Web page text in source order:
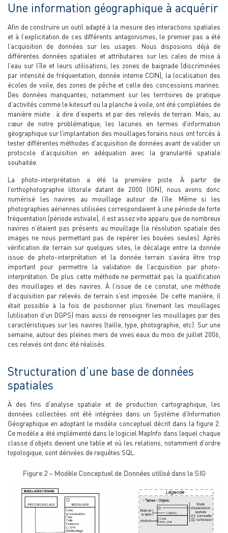
Une information géographique à acquérir
Afin de construire un outil adapté à la mesure des interactions spatiales
et à l’explicitation de ces différents antagonismes, le premier pas a été
l’acquisition de données sur les usages. Nous disposions déjà de
différentes données spatiales et attributaires sur les cales de mise à
l’eau sur l’île et leurs utilisations, les zones de baignade (discriminées
par intensité de fréquentation, donnée interne CCIN), la localisation des
écoles de voile, des zones de pêche et celle des concessions marines.
Des données manquantes, notamment sur les territoires de pratique
d’activités comme le kitesurf ou la planche à voile, ont été complétées de
manière mixte : à dire d’experts et par des relevés de terrain. Mais, au
cœur de notre problématique, les lacunes en termes d’information
géographique sur l’implantation des mouillages forains nous ont forcés à
tester différentes méthodes d’acquisition de données avant de valider un
protocole d’acquisition en adéquation avec la granularité spatiale
souhaitée.
La photo-interprétation a été la première piste. À partir de
l’orthophotographie littorale datant de 2000 (IGN), nous avons donc
numérisé les navires au mouillage autour de l’île. Même si les
photographies aériennes utilisées correspondaient à une période de forte
fréquentation (période estivale), il est assez vite apparu que de nombreux
navires n’étaient pas présents au mouillage (la résolution spatiale des
images ne nous permettant pas de repérer les bouées seules). Après
vérification de terrain sur quelques sites, le décalage entre la donnée
issue de photo-interprétation et la donnée terrain s’avéra être trop
important pour permettre la validation de l’acquisition par photo-
interprétation. De plus cette méthode ne permettait pas la qualification
des mouillages et des navires. À l’issue de ce constat, une méthode
d’acquisition par relevés de terrain s’est imposée. De cette manière, il
était possible à la fois de positionner plus finement les mouillages
(utilisation d’un DGPS) mais aussi de renseigner les mouillages par des
caractéristiques sur les navires (taille, type, photographie, etc). Sur une
semaine, autour des pleines mers de vives eaux du mois de juillet 2006,
ces relevés ont donc été réalisés.
Structuration d’une base de données
spatiales
À des fins d’analyse spatiale et de production cartographique, les
données collectées ont été intégrées dans un Système d’Information
Géographique en adoptant le modèle conceptuel décrit dans la figure 2.
Ce modèle a été implémenté dans le logiciel MapInfo dans lequel chaque
classe d’objets devient une table et où les relations, notamment d’ordre
topologique, sont dérivées de requêtes SQL.
Figure 2 – Modèle Conceptuel de Données utilisé dans le SIG